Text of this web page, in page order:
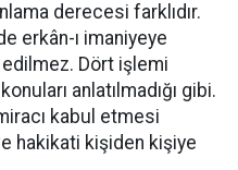
derecesi farklıdır.
erkân-ı imaniyeye
Dört işlemi
anlatılmadığı gibi.
kabul etmesi
hakikati kişiden kişiye